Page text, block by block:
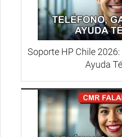
Soporte HP Chile
Ayuda